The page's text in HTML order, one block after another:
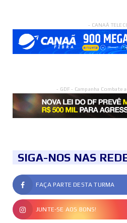
- CANAÃ
- GDF - Campanha Combate
SIGA-NOS NAS
FAÇA PARTE DESTA TURMA
JUNTE-SE AOS BONS!